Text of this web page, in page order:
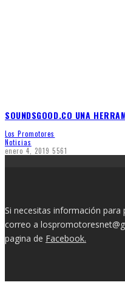
SOUNDSGOOD.CO UNA
Los Promotores
Noticias
enero 4, 2019 5561
Si necesitas información para
correo a
pagina de Facebook.